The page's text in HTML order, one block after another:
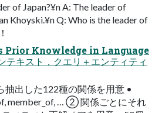
of Japan?¥n A: The leader of
Khoyski.¥n Q: Who is the leader of
Prior Knowledge in Language
キスト，クエリ＋エンティティ
出した122種の関係を用意 •
member_of, … ② 関係ごとにそれ